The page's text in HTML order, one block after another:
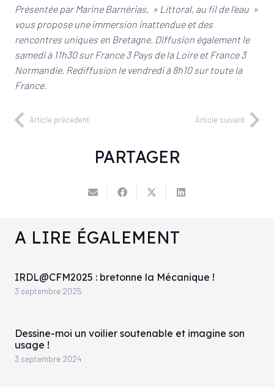
Présentée par Marine Barnérias, » Littoral, au fil de l’eau »
vous propose une immersion inattendue et des
rencontres uniques en Bretagne. Diffusion également le
samedi à 11h30 sur France 3 Pays de la Loire et France 3
Normandie. Rediffusion le vendredi à 8h10 sur toute la
France.
Article précédent Article suivant
PARTAGER
A LIRE ÉGALEMENT
IRDL@CFM2025 : bretonne la Mécanique !
3 septembre 2025
Dessine-moi un voilier soutenable et imagine son
usage !
3 septembre 2024